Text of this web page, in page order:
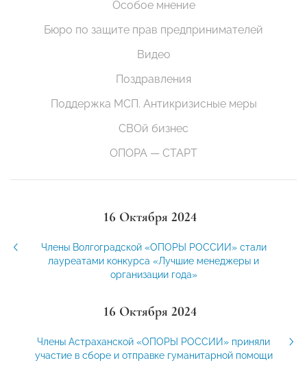
Особое мнение
Бюро по защите прав предпринимателей
Видео
Поздравления
Поддержка МСП. Антикризисные меры
СВОй бизнес
ОПОРА — СТАРТ
16 Октября 2024
Члены Волгоградской «ОПОРЫ РОССИИ» стали
лауреатами конкурса «Лучшие менеджеры и
организации года»
16 Октября 2024
Члены Астраханской «ОПОРЫ РОССИИ» приняли
участие в сборе и отправке гуманитарной помощи